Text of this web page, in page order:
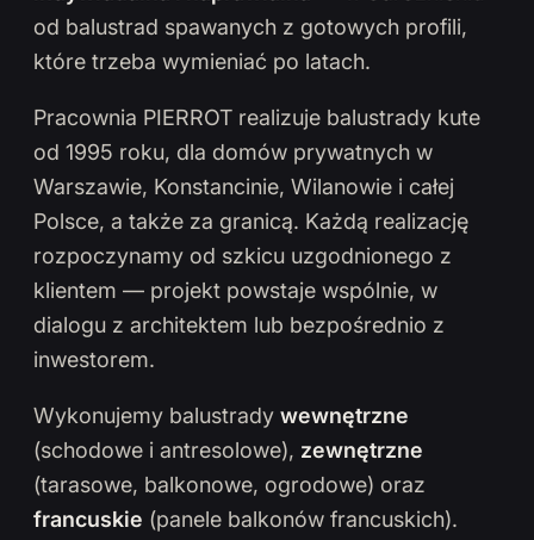
od balustrad spawanych z gotowych profili,
które trzeba wymieniać po latach.
Pracownia PIERROT realizuje balustrady kute
od 1995 roku, dla domów prywatnych w
Warszawie, Konstancinie, Wilanowie i całej
Polsce, a także za granicą. Każdą realizację
rozpoczynamy od szkicu uzgodnionego z
klientem — projekt powstaje wspólnie, w
dialogu z architektem lub bezpośrednio z
inwestorem.
Wykonujemy balustrady wewnętrzne
(schodowe i antresolowe), zewnętrzne
(tarasowe, balkonowe, ogrodowe) oraz
francuskie (panele balkonów francuskich).